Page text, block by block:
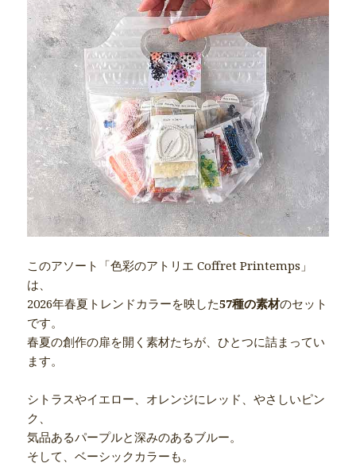
このアソート「色彩のアトリエ Coffret Printemps」
は、
2026年春夏トレンドカラーを映した57種の素材のセット
です。
春夏の創作の扉を開く素材たちが、ひとつに詰まってい
ます。
シトラスやイエロー、オレンジにレッド、やさしいピン
ク、
気品あるパープルと深みのあるブルー。
そして、ベーシックカラーも。